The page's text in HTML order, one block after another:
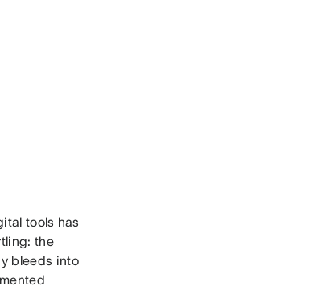
tools has
the
bleeds into